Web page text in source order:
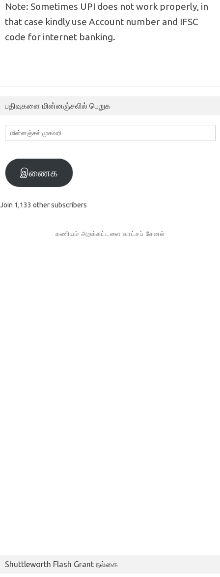
Note: Sometimes UPI does not work properly, in
that case kindly use Account number and IFSC
code for internet banking.
பதிவுகளை மின்னஞ்சலில் பெறுக
மின்னஞ்சல்
முகவரி
இணைக
Join 1,133 other subscribers
கணியம் அறக்கட்டளை வாட்சப் சேனல்
Shuttleworth Flash Grant நல்கை